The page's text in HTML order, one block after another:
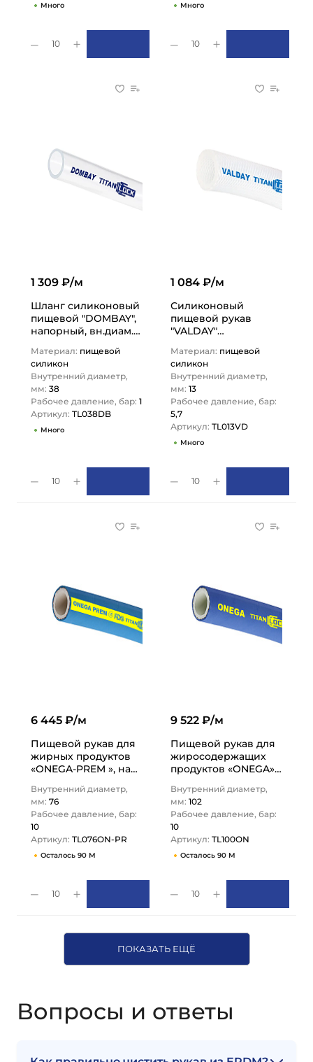
Много
10
Много
10
1 309 ₽/м
Шланг силиконовый
пищевой "DOMBAY",
напорный, вн.диам.
TITAN…
Материал: пищевой
силикон
Внутренний диаметр,
мм: 38
Рабочее давление, бар: 1
Артикул: TL038DB
Много
10
1 084 ₽/м
Силиконовый
пищевой рукав
"VALDAY"
нитью, -50 +200 C,
вн.диам. 13 мм,…
Материал: пищевой
силикон
Внутренний диаметр,
мм: 13
Рабочее давление, бар:
5,7
Артикул: TL013VD
Много
10
6 445 ₽/м
Пищевой рукав для
жирных продуктов
«ONEGA-PREM », нап/
10bar, NBR, TL076ON-
PR…
Внутренний диаметр,
мм: 76
Рабочее давление, бар:
10
Артикул: TL076ON-PR
Осталось 90 М
10
9 522 ₽/м
Пищевой рукав для
жиросодержащих
продуктов «ONEGA»,
102мм, 10bar, NBR,…
Внутренний диаметр,
мм: 102
Рабочее давление, бар:
10
Артикул: TL100ON
Осталось 90 М
10
ПОКАЗАТЬ ЕЩЁ
Вопросы и ответы